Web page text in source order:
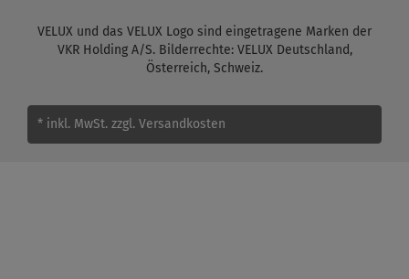
VELUX und das VELUX Logo sind eingetragene Marken der
VKR Holding A/S. Bilderrechte: VELUX Deutschland,
Österreich, Schweiz.
* inkl. MwSt. zzgl. Versandkosten